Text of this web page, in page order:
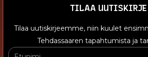
TILAA UUTISKIRJE
Tilaa uutiskirjeemme, niin kuulet
Tehdassaaren tapahtumista ja